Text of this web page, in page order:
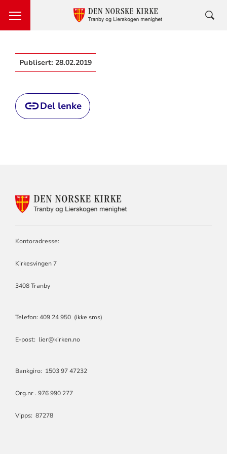
Publisert: 28.02.2019
Del lenke
FOR
Kontoradresse:
Kirkesvingen 7
3408 Tranby
Telefon: 409 24 950 (ikke sms)
E-post: lier@kirken.no
Bankgiro: 1503 97 47232
Org.nr . 976 990 277
Vipps: 87278